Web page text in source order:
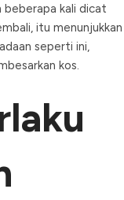
beberapa kali dicat
itu menunjukkan
seperti ini,
kos.